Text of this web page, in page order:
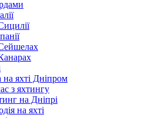
яхті Дніпром
з яхтингу
на Дніпрі
на яхті